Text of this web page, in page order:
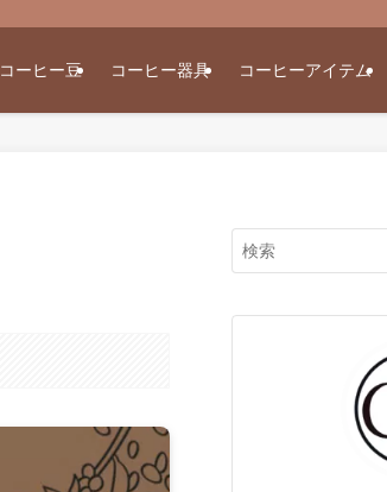
コーヒー豆 コーヒー器具 コーヒーアイテム